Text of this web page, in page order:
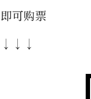
即可购票
↓↓↓